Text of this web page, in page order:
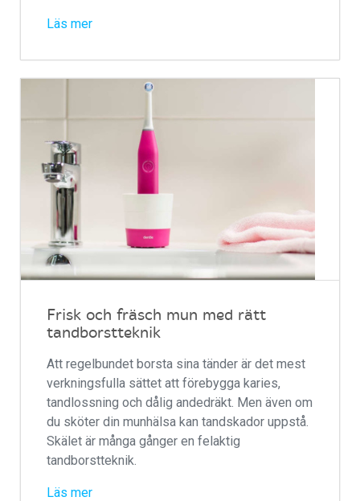
Läs mer
Frisk och fräsch mun med rätt
tandborstteknik
Att regelbundet borsta sina tänder är det mest
verkningsfulla sättet att förebygga karies,
tandlossning och dålig andedräkt. Men även om
du sköter din munhälsa kan tandskador uppstå.
Skälet är många gånger en felaktig
tandborstteknik.
Läs mer